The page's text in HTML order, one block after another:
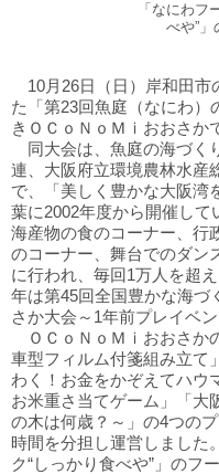
「なにわフ
べや”
10月26日（日）岸和田市
た「第23回魚庭（なにわ）
きＯＣｏＮｏＭｉおおさか
同大会は、魚庭の海づく
連、大阪府立環境農林水産
で、「美しく豊かな大阪湾
葉に2002年度から開催して
海産物の食のコーナー、行
のコーナー、舞台でのダン
に行われ、毎回1万人を超
年は第45回全国豊かな海づ
さか大会～1年前プレイベ
ＯＣｏＮｏＭｉおおさか
車型フィルム付箋組み立て
わく！お金をかぞえてハウ
お米重さ当てゲーム」「大
の木は何歳？～」の4つの
時間を分担し運営しました
ク“しっかり食べや”」のフ